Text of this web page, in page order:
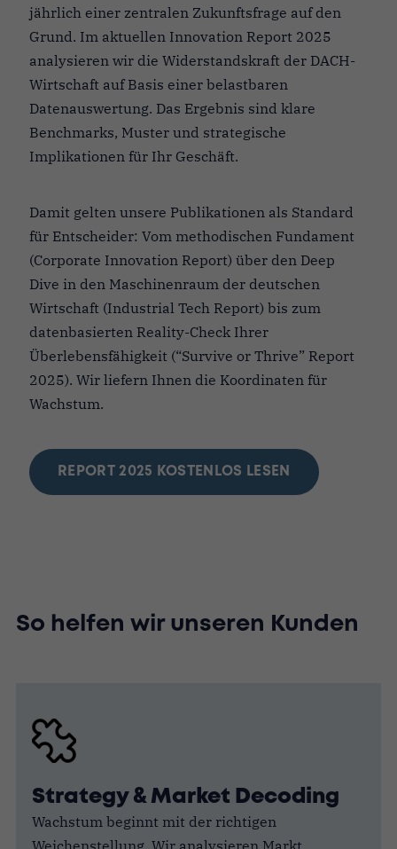
jährlich einer zentralen Zukunftsfrage auf den
Grund. Im aktuellen Innovation Report 2025
analysieren wir die Widerstandskraft der DACH-
Wirtschaft auf Basis einer belastbaren
Datenauswertung. Das Ergebnis sind klare
Benchmarks, Muster und strategische
Implikationen für Ihr Geschäft.
Damit gelten unsere Publikationen als Standard
für Entscheider: Vom methodischen Fundament
(Corporate Innovation Report) über den Deep
Dive in den Maschinenraum der deutschen
Wirtschaft (Industrial Tech Report) bis zum
datenbasierten Reality-Check Ihrer
Überlebensfähigkeit (“Survive or Thrive” Report
2025). Wir liefern Ihnen die Koordinaten für
Wachstum.
REPORT 2025 KOSTENLOS LESEN
So helfen wir unseren Kunden
Strategy & Market Decoding
Wachstum beginnt mit der richtigen
Weichenstellung. Wir analysieren Markt,